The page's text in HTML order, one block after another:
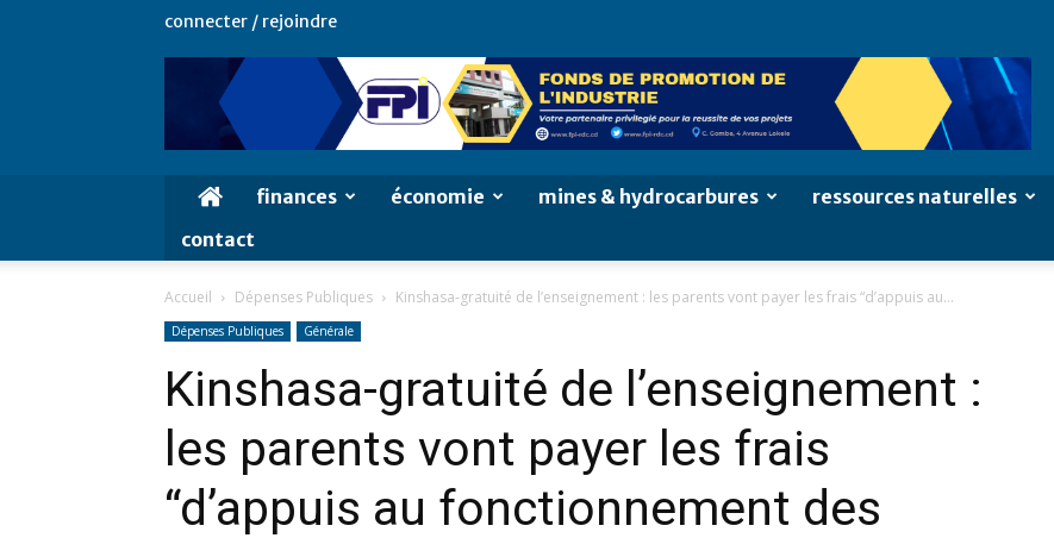
connecter / rejoindre
finances économie mines & hydrocarbures ressources naturelles
contact
Accueil Dépenses Publiques Kinshasa-gratuité de l’enseignement : les parents vont payer les frais “d’appuis au...
Dépenses Publiques Générale
Kinshasa-gratuité de l’enseignement :
les parents vont payer les frais
“d’appuis au fonctionnement des